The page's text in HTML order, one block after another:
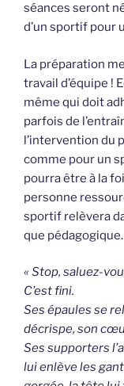
séances seront
d’un sportif pour
La préparation
travail d’équipe !
même qui doit
parfois de
l’intervention du
comme pour un
pourra être à la
personne
sportif relèvera
que pédagogique.
« Stop, saluez-
C’est fini.
Ses épaules se
décrispe, son
Ses supporters
lui enlève les